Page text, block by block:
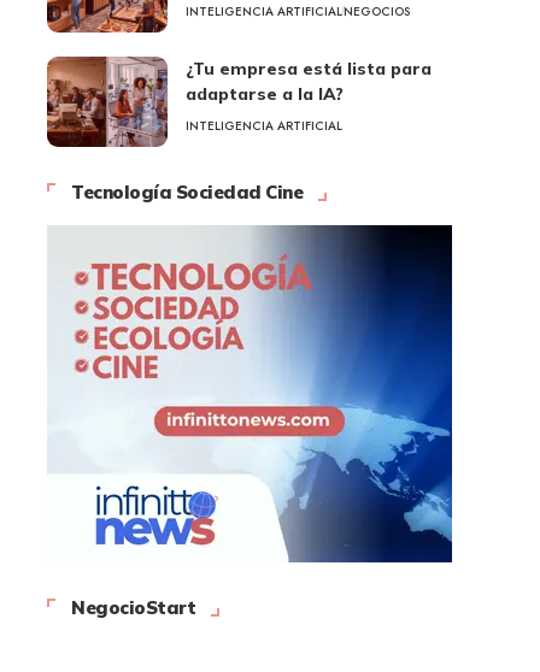
INTELIGENCIA ARTIFICIALNEGOCIOS
¿Tu empresa está lista para
adaptarse a la IA?
INTELIGENCIA ARTIFICIAL
Tecnología Sociedad Cine
NegocioStart